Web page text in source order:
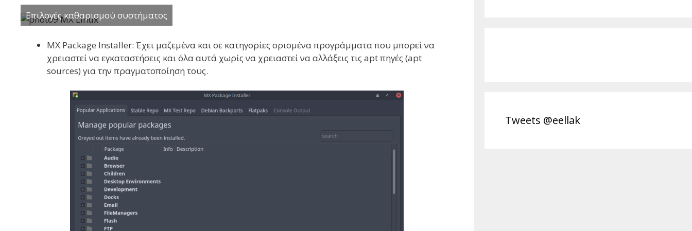
Επιλογές καθαρισμού συστήματος
MX Package Installer: Έχει μαζεμένα και σε κατηγορίες ορισμένα προγράμματα που μπορεί να
χρειαστεί να εγκαταστήσεις και όλα αυτά χωρίς να χρειαστεί να αλλάξεις τις apt πηγές (apt
sources) για την πραγματοποίηση τους.
Tweets @eellak